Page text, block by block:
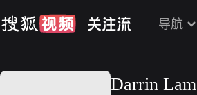
导航
Darrin Lam